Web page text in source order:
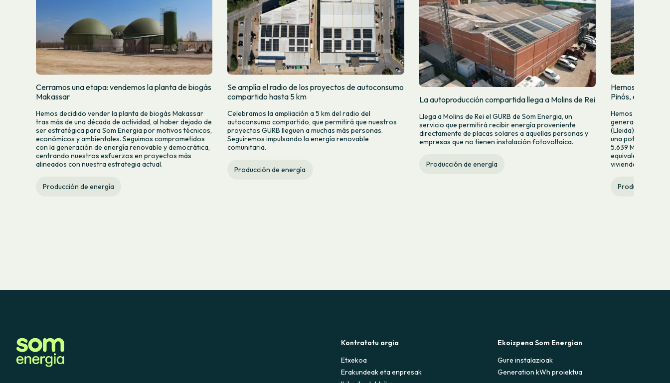
Cerramos una etapa: vendemos la planta de biogás
Makassar
Hemos decidido vender la planta de biogás Makassar
tras más de una década de actividad, al haber dejado de
ser estratégica para Som Energia por motivos técnicos,
económicos y ambientales. Seguimos comprometidos
con la generación de energía renovable y democrática,
centrando nuestros esfuerzos en proyectos más
alineados con nuestra estrategia actual.
Producción de energía
Se amplía el radio de los proyectos de autoconsumo
compartido hasta 5 km
Celebramos la ampliación a 5 km del radio del
autoconsumo compartido, que permitirá que nuestros
proyectos GURB lleguen a muchas más personas.
Seguiremos impulsando la energía renovable
comunitaria.
Producción de energía
La autoproducción compartida llega a Molins de Rei
Llega a Molins de Rei el GURB de Som Energia, un
servicio que permitirá recibir energía proveniente
directamente de placas solares a aquellas personas y
empresas que no tienen instalación fotovoltaica.
Producción de energía
Hemos puesto
Pinós, en
Hemos puesto en
generación
(Lleida). Esta
una potencia de
5.639 MWh
equivalente al
viviendas al año.
Producción de
Kontratatu argia
Etxekoa
Erakundeak eta enpresak
Ekoizpena Som Energian
Gure instalazioak
Generation kWh proiektua